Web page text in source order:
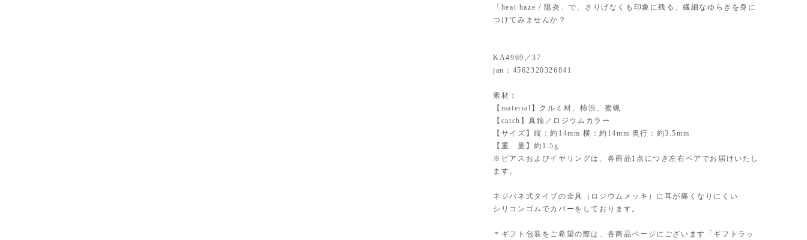
「heat haze / 陽炎」で、さりげなくも印象に残る、繊細なゆらぎを身に
つけてみませんか？
KA4969／37
jan：4562320326841
素材：
【material】クルミ材、柿渋、蜜蝋
【catch】真鍮／ロジウムカラー
【サイズ】縦：約14mm 横：約14mm 奥行：約3.5mm
【重 量】約1.5g
※ピアスおよびイヤリングは、各商品1点につき左右ペアでお届けいたし
ます。
ネジバネ式タイプの金具（ロジウムメッキ）に耳が痛くなりにくい
シリコンゴムでカバーをしております。
＊ギフト包装をご希望の際は、各商品ページにございます「ギフトラッ